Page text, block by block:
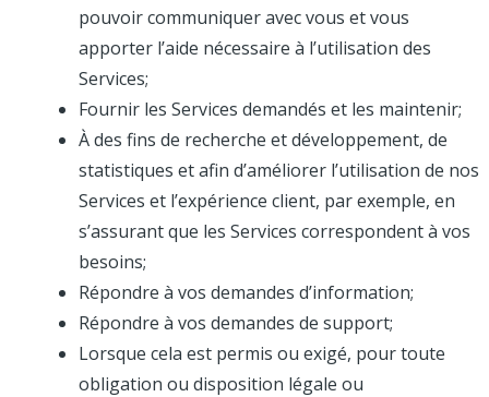
pouvoir communiquer avec vous et vous
apporter l’aide nécessaire à l’utilisation des
Services;
Fournir les Services demandés et les maintenir;
À des fins de recherche et développement, de
statistiques et afin d’améliorer l’utilisation de nos
Services et l’expérience client, par exemple, en
s’assurant que les Services correspondent à vos
besoins;
Répondre à vos demandes d’information;
Répondre à vos demandes de support;
Lorsque cela est permis ou exigé, pour toute
obligation ou disposition légale ou